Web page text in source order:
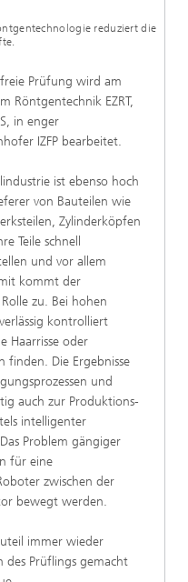
reduziert die
Prüfung wird am
Röntgentechnik EZRT,
in enger
IZFP bearbeitet.
ist ebenso hoch
von Bauteilen wie
Zylinderköpfen
Teile schnell
und vor allem
kommt der
zu. Bei hohen
kontrolliert
Haarrisse oder
finden. Die Ergebnisse
und
auch zur Produktions-
intelligenter
Problem gängiger
für eine
zwischen der
bewegt werden.
immer wieder
Prüflings gemacht